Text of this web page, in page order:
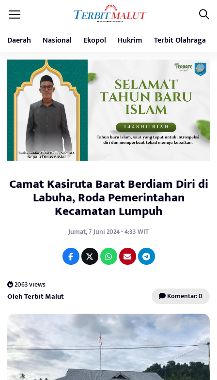
Daerah Nasional Ekopol Hukrim Terbit Olahraga
Camat Kasiruta Barat Berdiam Diri di
Labuha, Roda Pemerintahan
Kecamatan Lumpuh
Jumat, 7 Juni 2024 - 4:33 WIT
2063 views
Oleh Terbit Malut Komentar: 0